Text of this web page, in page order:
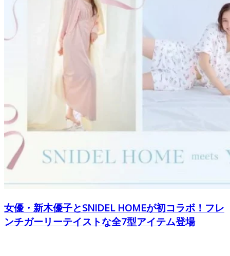
女優・新木優子とSNIDEL HOMEが初コラボ！フレ
ンチガーリーテイストな全7型アイテム登場